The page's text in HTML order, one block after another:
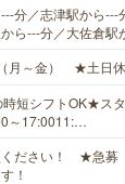
分／志津駅から---
ら---分／大佐倉駅
月～金） ★土日
短シフトOK★スタ
～17:0011:…
ください！ ★急募
！